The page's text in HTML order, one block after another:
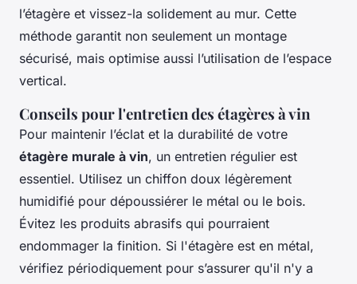
l’étagère et vissez-la solidement au mur. Cette
méthode garantit non seulement un montage
sécurisé, mais optimise aussi l’utilisation de l’espace
vertical.
Conseils pour l'entretien des étagères à vin
Pour maintenir l’éclat et la durabilité de votre
étagère murale à vin, un entretien régulier est
essentiel. Utilisez un chiffon doux légèrement
humidifié pour dépoussiérer le métal ou le bois.
Évitez les produits abrasifs qui pourraient
endommager la finition. Si l'étagère est en métal,
vérifiez périodiquement pour s’assurer qu'il n'y a